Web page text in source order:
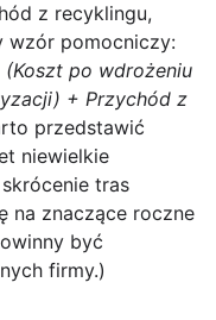
z recyklingu,
wzór pomocniczy:
po wdrożeniu
+ Przychód z
przedstawić
niewielkie
tras
na znaczące roczne
być
firmy.)